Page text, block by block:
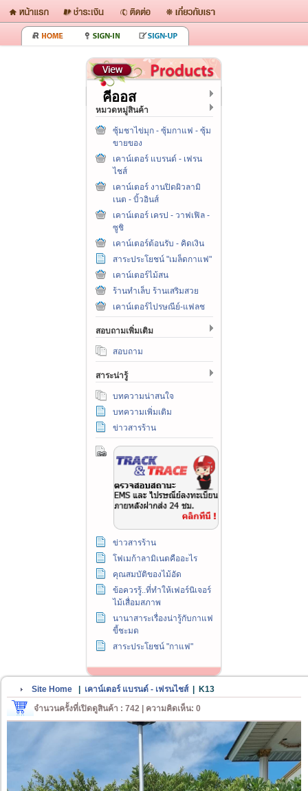
คีออส
หมวดหมู่สินค้า
ซุ้มชาไข่มุก - ซุ้มกาแฟ - ซุ้ม
ขายของ
เคาน์เตอร์ แบรนด์ - เฟรน
ไชส์
เคาน์เตอร์ งานปิดผิวลามิ
เนต - บิ้วอินส์
เคาน์เตอร์ เครป - วาฟเฟิล -
ซูชิ
เคาน์เตอร์ต้อนรับ - คิดเงิน
สาระประโยชน์ "เมล็ดกาแฟ"
เคาน์เตอร์ไม้สน
ร้านทำเล็บ ร้านเสริมสวย
เคาน์เตอร์ไปรษณีย์-แฟลช
สอบถามเพิ่มเติม
สอบถาม
สาระน่ารู้
บทความน่าสนใจ
บทความเพิ่มเติม
ข่าวสารร้าน
ข่าวสารร้าน
โฟเมก้าลามิเนตคืออะไร
คุณสมบัติของไม้อัด
ข้อควรรู้..ที่ทำให้เฟอร์นิเจอร์
ไม้เสื่อมสภาพ
นานาสาระเรื่องน่ารู้กับกาแฟ
ขี้ชะมด
สาระประโยชน์ "กาแฟ"
Site Home เคาน์เตอร์ แบรนด์ - เฟรนไชส์|
K13
จำนวนครั้งที่เปิดดูสินค้า : 742 | ความคิดเห็น: 0